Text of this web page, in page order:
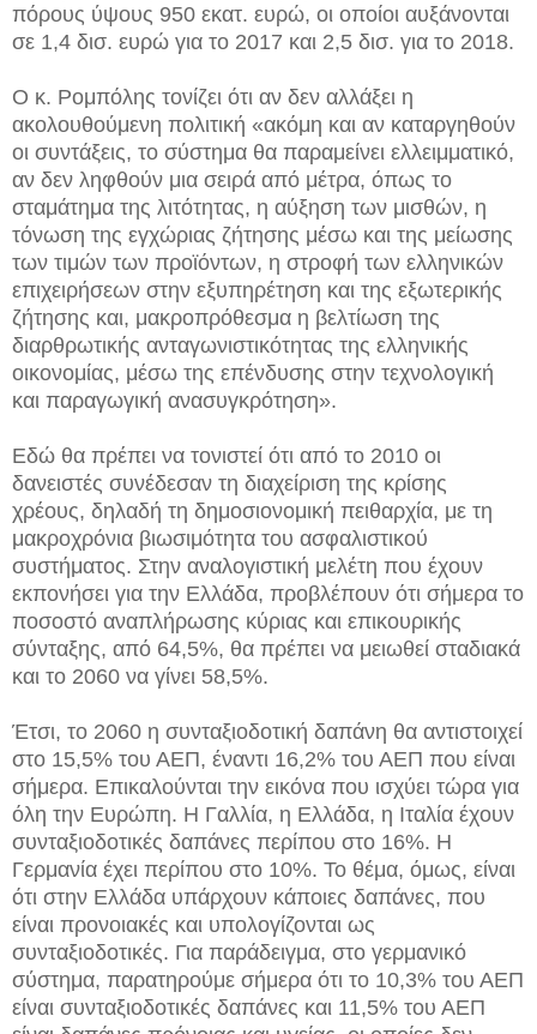
πόρους ύψους 950 εκατ. ευρώ, οι οποίοι αυξάνονται
σε 1,4 δισ. ευρώ για το 2017 και 2,5 δισ. για το 2018.
Ο κ. Ρομπόλης τονίζει ότι αν δεν αλλάξει η
ακολουθούμενη πολιτική «ακόμη και αν καταργηθούν
οι συντάξεις, το σύστημα θα παραμείνει ελλειμματικό,
αν δεν ληφθούν μια σειρά από μέτρα, όπως το
σταμάτημα της λιτότητας, η αύξηση των μισθών, η
τόνωση της εγχώριας ζήτησης μέσω και της μείωσης
των τιμών των προϊόντων, η στροφή των ελληνικών
επιχειρήσεων στην εξυπηρέτηση και της εξωτερικής
ζήτησης και, μακροπρόθεσμα η βελτίωση της
διαρθρωτικής ανταγωνιστικότητας της ελληνικής
οικονομίας, μέσω της επένδυσης στην τεχνολογική
και παραγωγική ανασυγκρότηση».
Εδώ θα πρέπει να τονιστεί ότι από το 2010 οι
δανειστές συνέδεσαν τη διαχείριση της κρίσης
χρέους, δηλαδή τη δημοσιονομική πειθαρχία, με τη
μακροχρόνια βιωσιμότητα του ασφαλιστικού
συστήματος. Στην αναλογιστική μελέτη που έχουν
εκπονήσει για την Ελλάδα, προβλέπουν ότι σήμερα το
ποσοστό αναπλήρωσης κύριας και επικουρικής
σύνταξης, από 64,5%, θα πρέπει να μειωθεί σταδιακά
και το 2060 να γίνει 58,5%.
Έτσι, το 2060 η συνταξιοδοτική δαπάνη θα αντιστοιχεί
στο 15,5% του ΑΕΠ, έναντι 16,2% του ΑΕΠ που είναι
σήμερα. Επικαλούνται την εικόνα που ισχύει τώρα για
όλη την Ευρώπη. Η Γαλλία, η Ελλάδα, η Ιταλία έχουν
συνταξιοδοτικές δαπάνες περίπου στο 16%. Η
Γερμανία έχει περίπου στο 10%. Το θέμα, όμως, είναι
ότι στην Ελλάδα υπάρχουν κάποιες δαπάνες, που
είναι προνοιακές και υπολογίζονται ως
συνταξιοδοτικές. Για παράδειγμα, στο γερμανικό
σύστημα, παρατηρούμε σήμερα ότι το 10,3% του ΑΕΠ
είναι συνταξιοδοτικές δαπάνες και 11,5% του ΑΕΠ